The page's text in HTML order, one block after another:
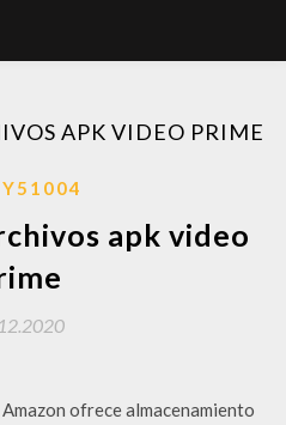
APK VIDEO PRIME
apk video
ofrece almacenamiento